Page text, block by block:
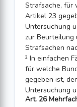
Strafsache, für
Artikel 23
Untersuchung
zur Beurteilung
Strafsachen
² In einfachen
für welche
gegeben ist,
Untersuchung
Art. 26